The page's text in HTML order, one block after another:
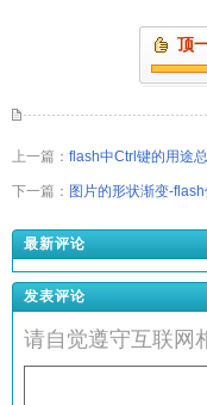
顶
上一篇： flash中Ctrl键的用途
下一篇： 图片的形状渐变-
最新评论
发表评论
请自觉遵守互联网